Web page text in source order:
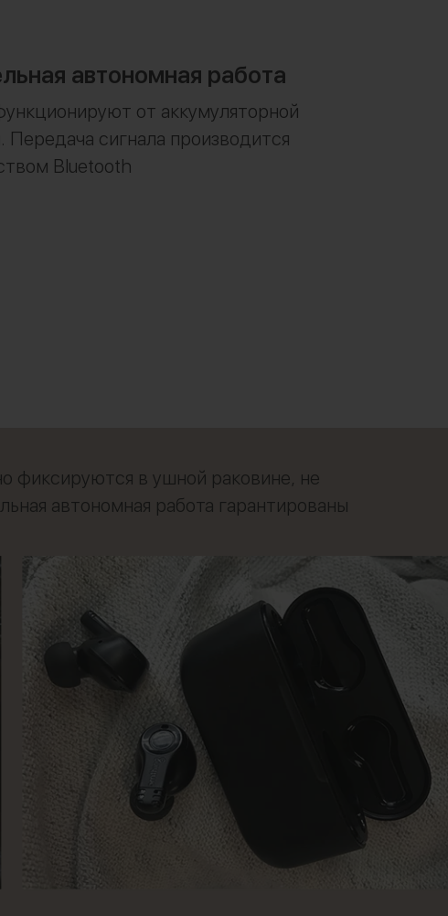
автономная работа
от аккумуляторной
Передача сигнала производится
Bluetooth
фиксируются в ушной раковине, не
автономная работа гарантированы